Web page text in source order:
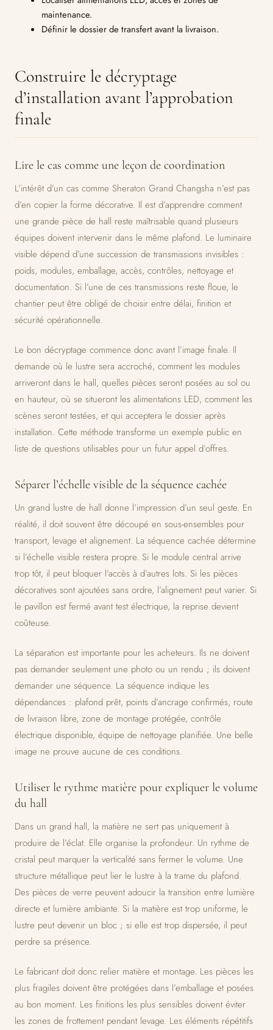
maintenance.
Définir le dossier de transfert avant la livraison.
Construire le décryptage
d’installation avant l’approbation
finale
Lire le cas comme une leçon de coordination
L’intérêt d’un cas comme Sheraton Grand Changsha n’est pas
d’en copier la forme décorative. Il est d’apprendre comment
une grande pièce de hall reste maîtrisable quand plusieurs
équipes doivent intervenir dans le même plafond. Le luminaire
visible dépend d’une succession de transmissions invisibles :
poids, modules, emballage, accès, contrôles, nettoyage et
documentation. Si l’une de ces transmissions reste floue, le
chantier peut être obligé de choisir entre délai, finition et
sécurité opérationnelle.
Le bon décryptage commence donc avant l’image finale. Il
demande où le lustre sera accroché, comment les modules
arriveront dans le hall, quelles pièces seront posées au sol ou
en hauteur, où se situeront les alimentations LED, comment les
scènes seront testées, et qui acceptera le dossier après
installation. Cette méthode transforme un exemple public en
liste de questions utilisables pour un futur appel d’offres.
Séparer l’échelle visible de la séquence cachée
Un grand lustre de hall donne l’impression d’un seul geste. En
réalité, il doit souvent être découpé en sous-ensembles pour
transport, levage et alignement. La séquence cachée détermine
si l’échelle visible restera propre. Si le module central arrive
trop tôt, il peut bloquer l’accès à d’autres lots. Si les pièces
décoratives sont ajoutées sans ordre, l’alignement peut varier. Si
le pavillon est fermé avant test électrique, la reprise devient
coûteuse.
La séparation est importante pour les acheteurs. Ils ne doivent
pas demander seulement une photo ou un rendu ; ils doivent
demander une séquence. La séquence indique les
dépendances : plafond prêt, points d’ancrage confirmés, route
de livraison libre, zone de montage protégée, contrôle
électrique disponible, équipe de nettoyage planifiée. Une belle
image ne prouve aucune de ces conditions.
Utiliser le rythme matière pour expliquer le volume
du hall
Dans un grand hall, la matière ne sert pas uniquement à
produire de l’éclat. Elle organise la profondeur. Un rythme de
cristal peut marquer la verticalité sans fermer le volume. Une
structure métallique peut lier le lustre à la trame du plafond.
Des pièces de verre peuvent adoucir la transition entre lumière
directe et lumière ambiante. Si la matière est trop uniforme, le
lustre peut devenir un bloc ; si elle est trop dispersée, il peut
perdre sa présence.
Le fabricant doit donc relier matière et montage. Les pièces les
plus fragiles doivent être protégées dans l’emballage et posées
au bon moment. Les finitions les plus sensibles doivent éviter
les zones de frottement pendant levage. Les éléments répétitifs